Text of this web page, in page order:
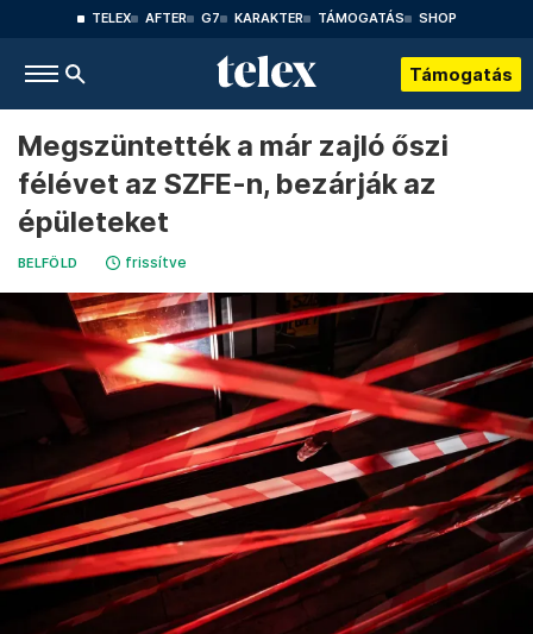
TELEX AFTER G7 KARAKTER TÁMOGATÁS SHOP
Támogatás
Megszüntették a már zajló őszi
félévet az SZFE-n, bezárják az
épületeket
BELFÖLD frissítve